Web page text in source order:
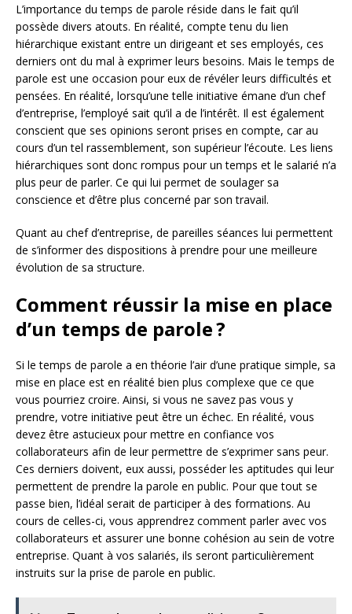
L’importance du temps de parole réside dans le fait qu’il
possède divers atouts. En réalité, compte tenu du lien
hiérarchique existant entre un dirigeant et ses employés, ces
derniers ont du mal à exprimer leurs besoins. Mais le temps de
parole est une occasion pour eux de révéler leurs difficultés et
pensées. En réalité, lorsqu’une telle initiative émane d’un chef
d’entreprise, l’employé sait qu’il a de l’intérêt. Il est également
conscient que ses opinions seront prises en compte, car au
cours d’un tel rassemblement, son supérieur l’écoute. Les liens
hiérarchiques sont donc rompus pour un temps et le salarié n’a
plus peur de parler. Ce qui lui permet de soulager sa
conscience et d’être plus concerné par son travail.
Quant au chef d’entreprise, de pareilles séances lui permettent
de s’informer des dispositions à prendre pour une meilleure
évolution de sa structure.
Comment réussir la mise en place
d’un temps de parole ?
Si le temps de parole a en théorie l’air d’une pratique simple, sa
mise en place est en réalité bien plus complexe que ce que
vous pourriez croire. Ainsi, si vous ne savez pas vous y
prendre, votre initiative peut être un échec. En réalité, vous
devez être astucieux pour mettre en confiance vos
collaborateurs afin de leur permettre de s’exprimer sans peur.
Ces derniers doivent, eux aussi, posséder les aptitudes qui leur
permettent de prendre la parole en public. Pour que tout se
passe bien, l’idéal serait de participer à des formations. Au
cours de celles-ci, vous apprendrez comment parler avec vos
collaborateurs et assurer une bonne cohésion au sein de votre
entreprise. Quant à vos salariés, ils seront particulièrement
instruits sur la prise de parole en public.